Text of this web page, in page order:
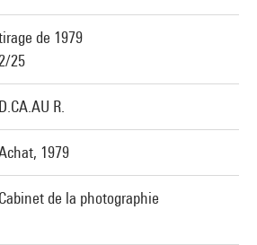
de 1979
25
D.CA.AU R.
1979
Cabinet de la photographie